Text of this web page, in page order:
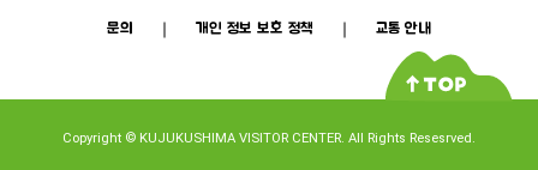
문의 개인 정보 보호 정책 교통 안내
Copyright © KUJUKUSHIMA VISITOR CENTER. All Rights Resesrved.